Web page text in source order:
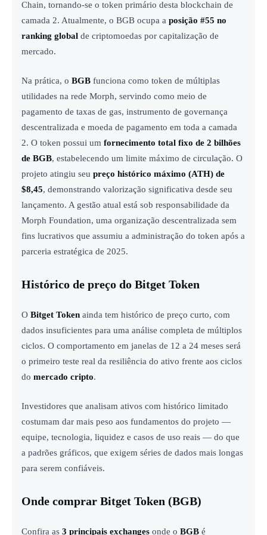
Chain, tornando-se o token primário desta blockchain de
camada 2. Atualmente, o BGB ocupa a posição #55 no
ranking global de criptomoedas por capitalização de
mercado.
Na prática, o BGB funciona como token de múltiplas
utilidades na rede Morph, servindo como meio de
pagamento de taxas de gas, instrumento de governança
descentralizada e moeda de pagamento em toda a camada
2. O token possui um fornecimento total fixo de 2 bilhões
de BGB, estabelecendo um limite máximo de circulação. O
projeto atingiu seu preço histórico máximo (ATH) de
$8,45, demonstrando valorização significativa desde seu
lançamento. A gestão atual está sob responsabilidade da
Morph Foundation, uma organização descentralizada sem
fins lucrativos que assumiu a administração do token após a
parceria estratégica de 2025.
Histórico de preço do Bitget Token
O Bitget Token ainda tem histórico de preço curto, com
dados insuficientes para uma análise completa de múltiplos
ciclos. O comportamento em janelas de 12 a 24 meses será
o primeiro teste real da resiliência do ativo frente aos ciclos
do mercado cripto.
Investidores que analisam ativos com histórico limitado
costumam dar mais peso aos fundamentos do projeto —
equipe, tecnologia, liquidez e casos de uso reais — do que
a padrões gráficos, que exigem séries de dados mais longas
para serem confiáveis.
Onde comprar Bitget Token (BGB)
Confira as 3 principais exchanges onde o BGB é